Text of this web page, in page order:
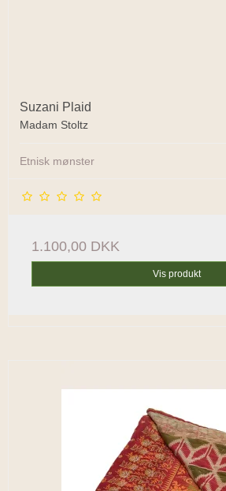
Suzani Plaid
Madam Stoltz
Etnisk mønster
1.100,00 DKK
Vis produkt